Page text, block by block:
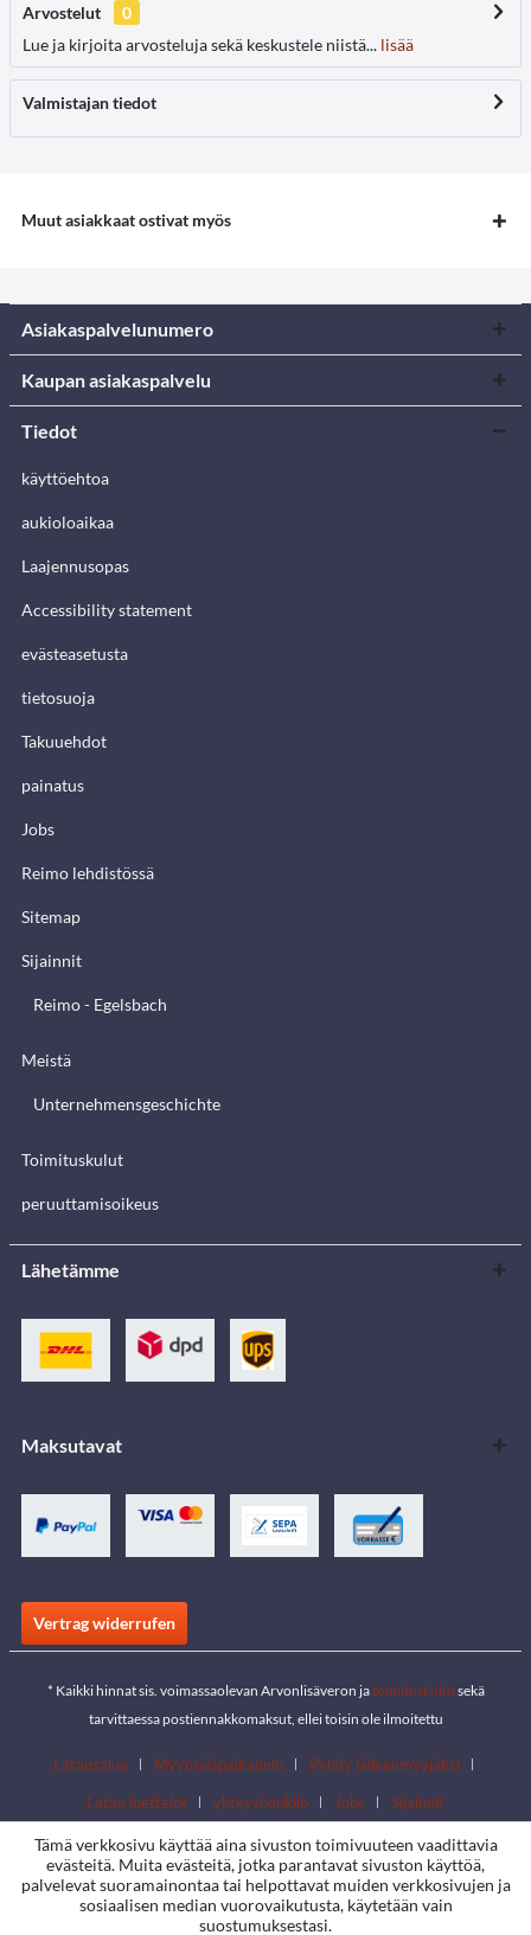
Arvostelut
0
Lue ja kirjoita arvosteluja sekä keskustele niistä... lisää
Valmistajan tiedot
Muut asiakkaat ostivat myös
Asiakaspalvelunumero
Kaupan asiakaspalvelu
Tiedot
käyttöehtoa
aukioloaikaa
Laajennusopas
Accessibility statement
evästeasetusta
tietosuoja
Takuuehdot
painatus
Jobs
Reimo lehdistössä
Sitemap
Sijainnit
Reimo - Egelsbach
Meistä
Unternehmensgeschichte
Toimituskulut
peruuttamisoikeus
Lähetämme
Maksutavat
Vertrag widerrufen
* Kaikki hinnat sis. voimassaolevan Arvonlisäveron jatoimituskulutsekä
tarvittaessa postiennakkomaksut, ellei toisin ole ilmoitettu
Latausalue Myymäläpaikannin
Ryhdy jälleenmyyjäksi
Lataa luettelot
yhteyshenkilö Jobs Sijainnit
Tämä verkkosivu käyttää aina sivuston toimivuuteen vaadittavia
evästeitä. Muita evästeitä, jotka parantavat sivuston käyttöä,
palvelevat suoramainontaa tai helpottavat muiden verkkosivujen ja
sosiaalisen median vuorovaikutusta, käytetään vain
suostumuksestasi.